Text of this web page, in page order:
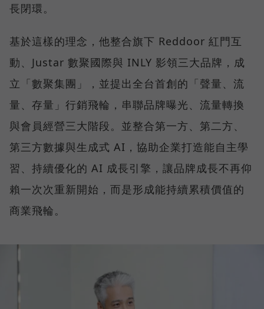
長閉環。
基於這樣的理念，他整合旗下 Reddoor 紅門互
動、Justar 數聚國際與 INLY 影領三大品牌，成
立「數聚集團」，並提出全台首創的「聲量、流
量、存量」行銷飛輪，串聯品牌曝光、流量轉換
與會員經營三大階段。並整合第一方、第二方、
第三方數據與生成式 AI，協助企業打造能自主學
習、持續優化的 AI 成長引擎，讓品牌成長不再仰
賴一次次重新開始，而是形成能持續累積價值的
商業飛輪。